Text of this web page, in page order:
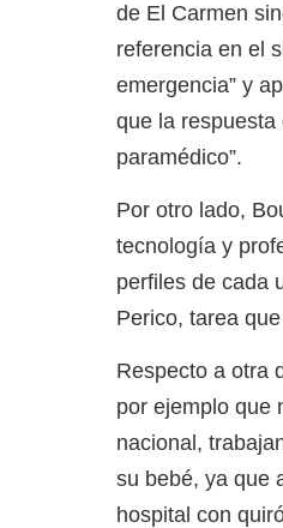
de El Carmen
referencia en el
emergencia” y
que la
paramédico”.
Por otro lado,
tecnología y
perfiles de cada
Perico, tarea
Respecto a otra
por ejemplo que
nacional,
su bebé, ya que
hospital con